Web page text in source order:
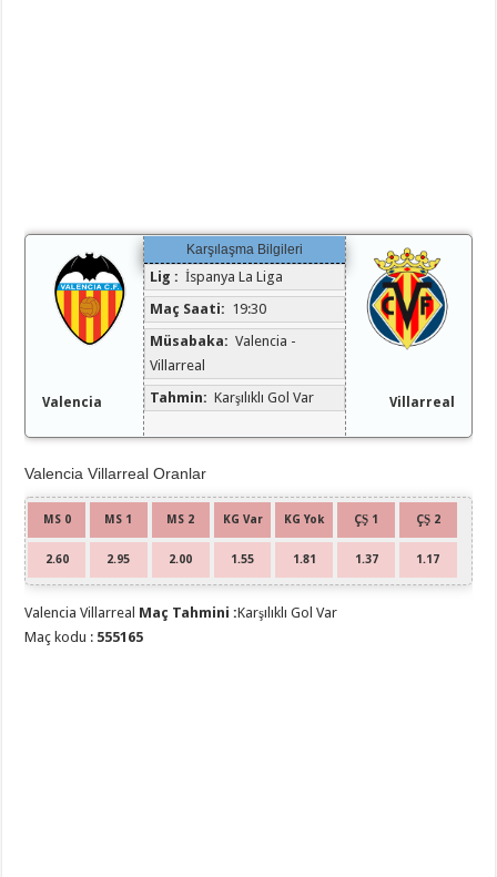
Valencia
Karşılaşma Bilgileri
Lig : İspanya La Liga
Maç Saati: 19:30
Müsabaka: Valencia -
Villarreal
Tahmin: Karşılıklı Gol Var Villarreal
Valencia Villarreal Oranlar
MS 0 MS 1 MS 2 KG Var KG Yok ÇŞ 1 ÇŞ 2
2.60 2.95 2.00 1.55 1.81 1.37 1.17
Valencia Villarreal Maç Tahmini :Karşılıklı Gol Var
Maç kodu : 555165